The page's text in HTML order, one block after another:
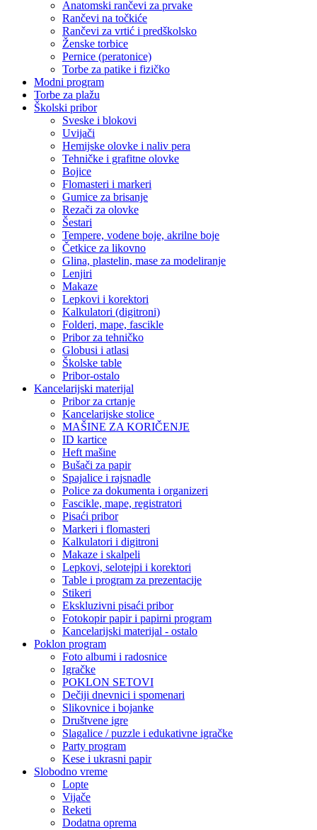
Anatomski rančevi za prvake
Rančevi na točkiće
Rančevi za vrtić i predškolsko
Ženske torbice
Pernice (peratonice)
Torbe za patike i fizičko
Modni program
Torbe za plažu
Školski pribor
Sveske i blokovi
Uvijači
Hemijske olovke i naliv pera
Tehničke i grafitne olovke
Bojice
Flomasteri i markeri
Gumice za brisanje
Rezači za olovke
Šestari
Tempere, vodene boje, akrilne boje
Četkice za likovno
Glina, plastelin, mase za modeliranje
Lenjiri
Makaze
Lepkovi i korektori
Kalkulatori (digitroni)
Folderi, mape, fascikle
Pribor za tehničko
Globusi i atlasi
Školske table
Pribor-ostalo
Kancelarijski materijal
Pribor za crtanje
Kancelarijske stolice
MAŠINE ZA KORIČENJE
ID kartice
Heft mašine
Bušači za papir
Spajalice i rajsnadle
Police za dokumenta i organizeri
Fascikle, mape, registratori
Pisaći pribor
Markeri i flomasteri
Kalkulatori i digitroni
Makaze i skalpeli
Lepkovi, selotejpi i korektori
Table i program za prezentacije
Stikeri
Ekskluzivni pisaći pribor
Fotokopir papir i papirni program
Kancelarijski materijal - ostalo
Poklon program
Foto albumi i radosnice
Igračke
POKLON SETOVI
Dečiji dnevnici i spomenari
Slikovnice i bojanke
Društvene igre
Slagalice / puzzle i edukativne igračke
Party program
Kese i ukrasni papir
Slobodno vreme
Lopte
Vijače
Reketi
Dodatna oprema